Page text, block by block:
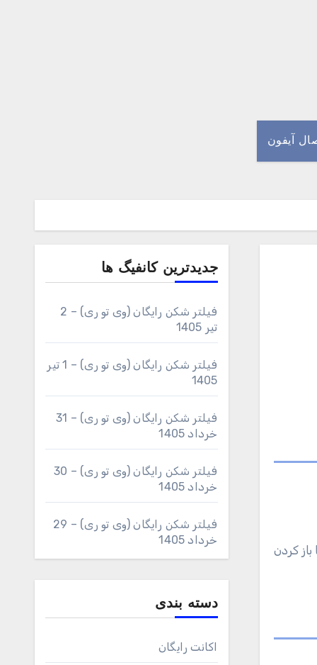
آیفون
کردن
جدیدترین کانفیگ ها
فیلتر شکن رایگان (وی تو ری) – 2
تیر 1405
فیلتر شکن رایگان (وی تو ری) – 1 تیر
1405
فیلتر شکن رایگان (وی تو ری) – 31
خرداد 1405
فیلتر شکن رایگان (وی تو ری) – 30
خرداد 1405
فیلتر شکن رایگان (وی تو ری) – 29
خرداد 1405
دسته بندی
اکانت رایگان